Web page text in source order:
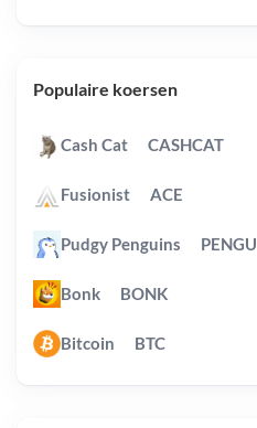
Populaire koersen
Cash Cat CASHCAT
Fusionist ACE
Pudgy Penguins PENGU
Bonk BONK
Bitcoin BTC